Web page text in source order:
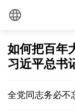
如何把百年
习近平总书
全党同志务必不